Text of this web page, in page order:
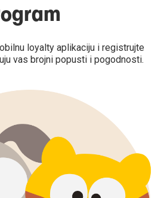
loyalty aplikaciju i registrujte
vas brojni popusti i pogodnosti.